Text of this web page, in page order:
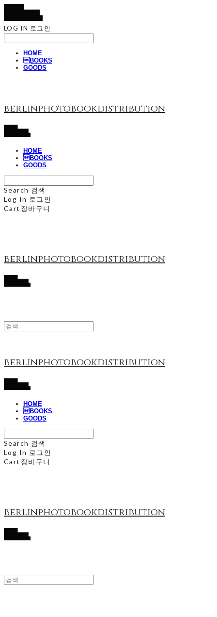
LOG IN 로그인
HOME
BOOKS
GOODS
berlinphotobookdistribution
HOME
BOOKS
GOODS
Search 검색
Log In 로그인
Cart 장바구니
berlinphotobookdistribution
berlinphotobookdistribution
HOME
BOOKS
GOODS
Search 검색
Log In 로그인
Cart 장바구니
berlinphotobookdistribution